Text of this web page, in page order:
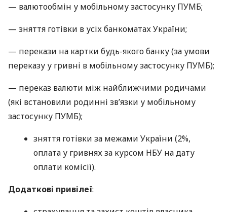
— валютообмін у мобільному застосунку ПУМБ;
— зняття готівки в усіх банкоматах України;
— перекази на картки будь-якого банку (за умови
переказу у гривні в мобільному застосунку ПУМБ);
— переказ валюти між найближчими родичами
(які встановили родинні зв’язки у мобільному
застосунку ПУМБ);
зняття готівки за межами України (2%,
оплата у гривнях за курсом НБУ на дату
оплати комісії).
Додаткові привілеї: